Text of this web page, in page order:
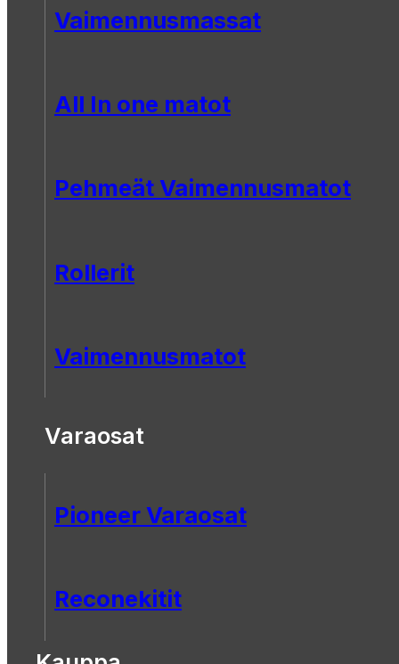
Vaimennusmassat
All In one matot
Pehmeät Vaimennusmatot
Rollerit
Vaimennusmatot
Varaosat
Pioneer Varaosat
Reconekitit